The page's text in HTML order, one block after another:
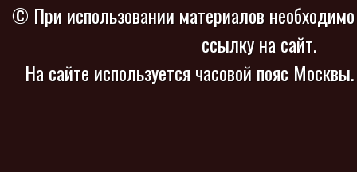
© При использовании материалов
ссылку на сайт.
На сайте используется часовой пояс